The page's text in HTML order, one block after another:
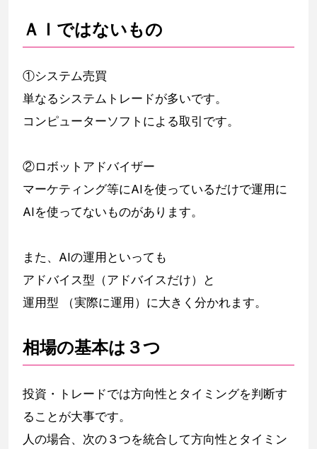
ＡＩではないもの
①システム売買
単なるシステムトレードが多いです。
コンピューターソフトによる取引です。
②ロボットアドバイザー
マーケティング等にAIを使っているだけで運用に
AIを使ってないものがあります。
また、AIの運用といっても
アドバイス型（アドバイスだけ）と
運用型 （実際に運用）に大きく分かれます。
相場の基本は３つ
投資・トレードでは方向性とタイミングを判断す
ることが大事です。
人の場合、次の３つを統合して方向性とタイミン